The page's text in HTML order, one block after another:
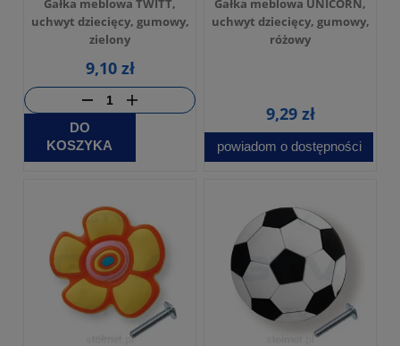
Gałka meblowa TWITT,
uchwyt dziecięcy, gumowy,
zielony
9,10 zł
DO
KOSZYKA
Gałka meblowa UNICORN,
uchwyt dziecięcy, gumowy,
różowy
9,29 zł
powiadom o dostępności